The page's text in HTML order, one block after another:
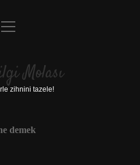
Uyarı
menüyü
Molası
zihnini tazele!
demek